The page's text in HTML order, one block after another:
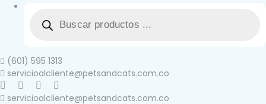
(601) 595 1313
servicioalcliente@petsandcats.com.co
servicioalcliente@petsandcats.com.co